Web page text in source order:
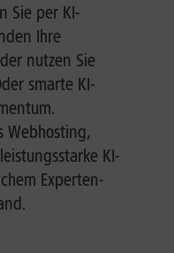
Sie per KI-
Ihre
nutzen Sie
smarte KI-
Webhosting,
KI-
Experten-